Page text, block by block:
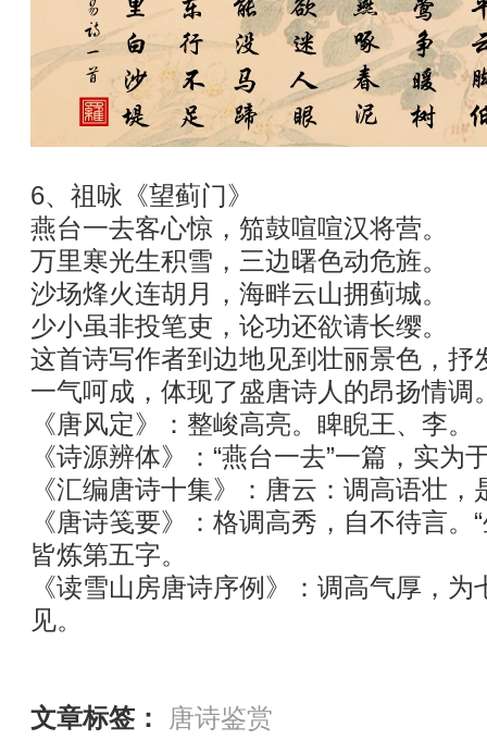
6、祖咏《望蓟门》
燕台一去客心惊，笳鼓喧喧汉将营。
万里寒光生积雪，三边曙色动危旌。
沙场烽火连胡月，海畔云山拥蓟城。
少小虽非投笔吏，论功还欲请长缨。
这首诗写作者到边地见到壮丽景色，抒
一气呵成，体现了盛唐诗人的昂扬情调
《唐风定》：整峻高亮。睥睨王、李。
《诗源辨体》：“燕台一去”一篇，实为
《汇编唐诗十集》：唐云：调高语壮
《唐诗笺要》：格调高秀，自不待言。“
皆炼第五字。
《读雪山房唐诗序例》：调高气厚，
见。
文章标签： 唐诗鉴赏